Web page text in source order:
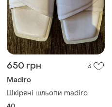
650 грн 3
Madiro
Шкіряні шльопи madiro